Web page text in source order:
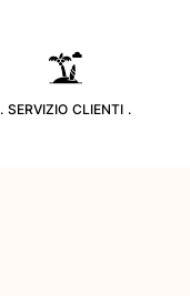
. SERVIZIO CLIENTI .